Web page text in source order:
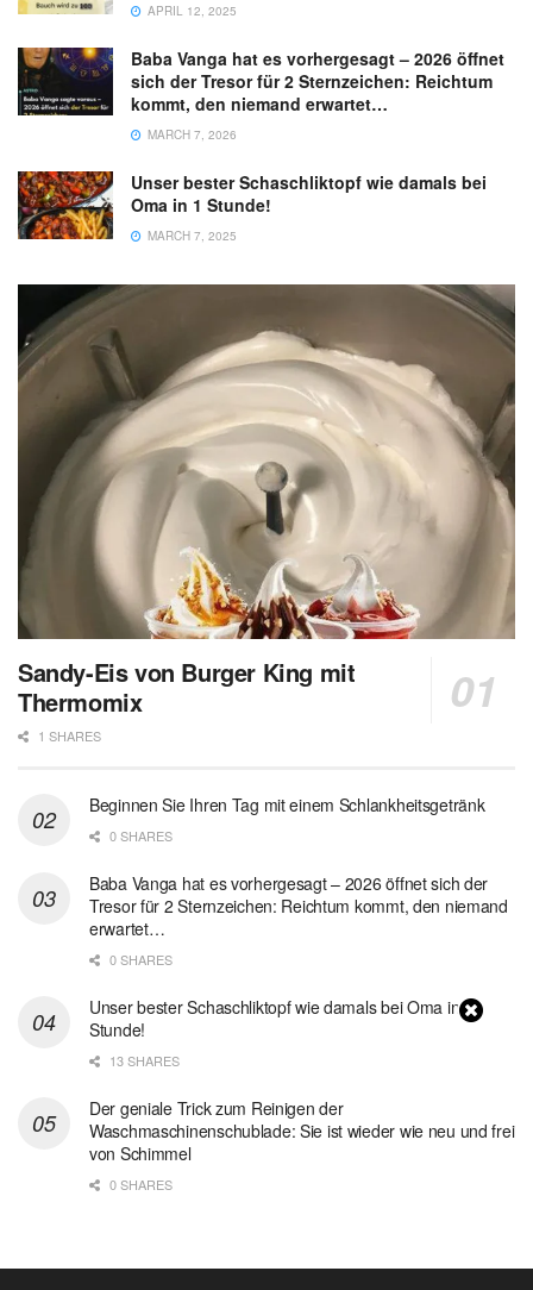
APRIL 12, 2025
Baba Vanga hat es vorhergesagt – 2026 öffnet
sich der Tresor für 2 Sternzeichen: Reichtum
kommt, den niemand erwartet…
MARCH 7, 2026
Unser bester Schaschliktopf wie damals bei
Oma in 1 Stunde!
MARCH 7, 2025
Sandy-Eis von Burger King mit
Thermomix
1 SHARES
Beginnen Sie Ihren Tag mit einem Schlankheitsgetränk
0 SHARES
Baba Vanga hat es vorhergesagt – 2026 öffnet sich der
Tresor für 2 Sternzeichen: Reichtum kommt, den niemand
erwartet…
0 SHARES
Unser bester Schaschliktopf wie damals bei Oma in 1
Stunde!
13 SHARES
Der geniale Trick zum Reinigen der
Waschmaschinenschublade: Sie ist wieder wie neu und frei
von Schimmel
0 SHARES